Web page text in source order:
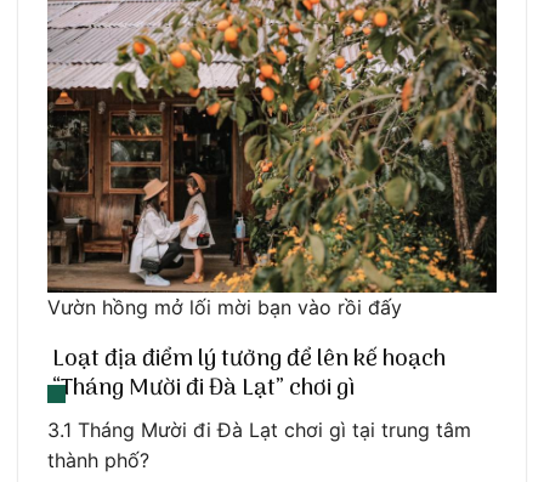
Vườn hồng mở lối mời bạn vào rồi đấy
Loạt địa điểm lý tưởng để lên kế hoạch
“Tháng Mười đi Đà Lạt” chơi gì
3.1 Tháng Mười đi Đà Lạt chơi gì tại trung tâm
thành phố?